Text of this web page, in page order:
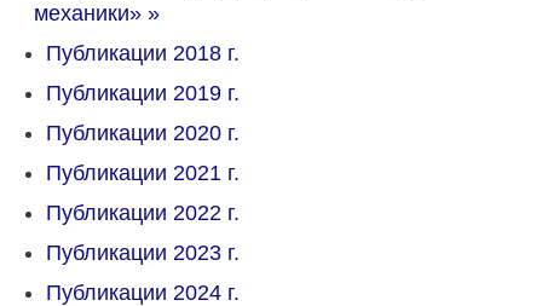
механики» »
Публикации 2018 г.
Публикации 2019 г.
Публикации 2020 г.
Публикации 2021 г.
Публикации 2022 г.
Публикации 2023 г.
Публикации 2024 г.